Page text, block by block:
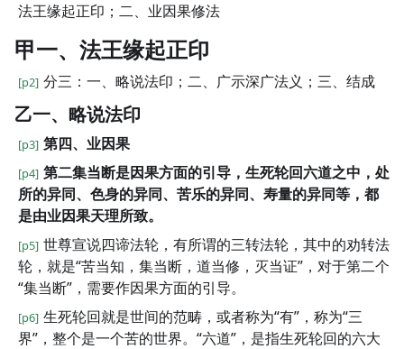
法王缘起正印；二、业因果修法
甲一、法王缘起正印
[p2] 分三：一、略说法印；二、广示深广法义；三、结成
乙一、略说法印
[p3] 第四、业因果
[p4] 第二集当断是因果方面的引导，生死轮回六道之中，处
所的异同、色身的异同、苦乐的异同、寿量的异同等，都
是由业因果天理所致。
[p5] 世尊宣说四谛法轮，有所谓的三转法轮，其中的劝转法
轮，就是“苦当知，集当断，道当修，灭当证”，对于第二个
“集当断”，需要作因果方面的引导。
[p6] 生死轮回就是世间的范畴，或者称为“有”，称为“三
界”，整个是一个苦的世界。“六道”，是指生死轮回的六大